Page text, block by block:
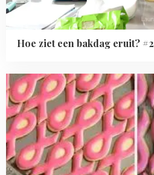
Hoe ziet een bakdag eruit? #2
Read
more
about
Behind
the
scenes:
oktober